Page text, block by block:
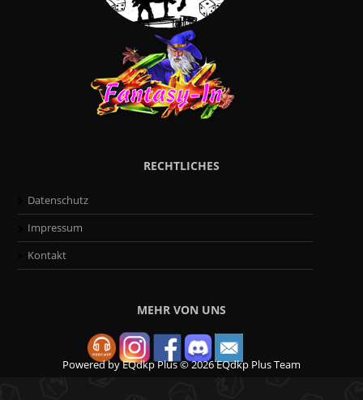
RECHTLICHES
Datenschutz
Impressum
Kontakt
MEHR VON UNS
Powered byEQdkp Plus© 2026 EQdkp Plus Team